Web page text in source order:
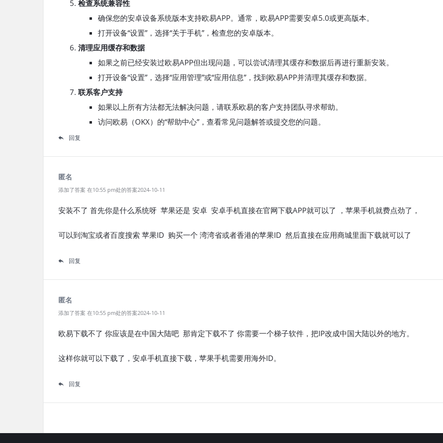
检查系统兼容性
确保您的安卓设备系统版本支持欧易APP。通常，欧易APP需要安卓5.0或更高版本。
打开设备“设置”，选择“关于手机”，检查您的安卓版本。
清理应用缓存和数据
如果之前已经安装过欧易APP但出现问题，可以尝试清理其缓存和数据后再进行重新安装。
打开设备“设置”，选择“应用管理”或“应用信息”，找到欧易APP并清理其缓存和数据。
联系客户支持
如果以上所有方法都无法解决问题，请联系欧易的客户支持团队寻求帮助。
访问欧易（OKX）的“帮助中心”，查看常见问题解答或提交您的问题。
回复
匿名
添加了答案 在10:55 pm处的答案2024-10-11
安装不了 首先你是什么系统呀 苹果还是 安卓 安卓手机直接在官网下载APP就可以了 ，苹果手机就费点劲了，
可以到淘宝或者百度搜索 苹果ID 购买一个 湾湾省或者香港的苹果ID 然后直接在应用商城里面下载就可以了
回复
匿名
添加了答案 在10:55 pm处的答案2024-10-11
欧易下载不了 你应该是在中国大陆吧 那肯定下载不了 你需要一个梯子软件，把IP改成中国大陆以外的地方。
这样你就可以下载了，安卓手机直接下载，苹果手机需要用海外ID。
回复